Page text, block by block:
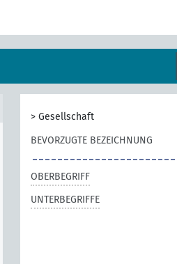
> Gesellschaft
BEVORZUGTE BEZEICHNUNG
OBERBEGRIFF
UNTERBEGRIFFE